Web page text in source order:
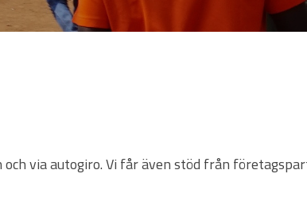
via autogiro. Vi får även stöd från